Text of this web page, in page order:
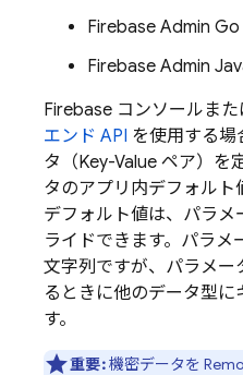
Firebase Admin Go
Firebase Admin
Firebase コンソールまた
エンド API を使用する場
タ（Key-Value ペア）を
タのアプリ内デフォルト
デフォルト値は、パラメ
ライドできます。パラメ
文字列ですが、パラメー
るときに他のデータ型
す。
重要:機密データを